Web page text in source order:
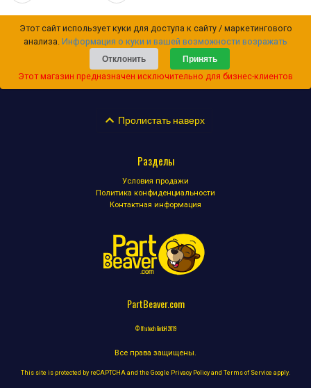
Этот сайт использует куки для доступа к сайту / маркетингового
анализа. Информация о куки и вашей возможности возражать
Отклонить
Принять
Этот магазин предназначен исключительно для бизнес-клиентов
Пролистать наверх
Разделы
Условия продажи
Политика конфиденциальности
Контактная информация
PartBeaver.com
© Ifratech GmbH 2019
Все права защищены.
This site is protected by reCAPTCHA and the Google Privacy Policy and Terms of Service apply.